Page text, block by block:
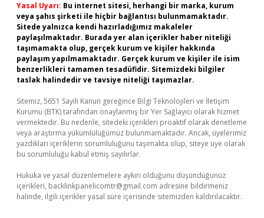
Yasal Uyarı: Bu internet sitesi, herhangi bir marka, kurum
veya şahıs şirketi ile hiçbir bağlantısı bulunmamaktadır.
Sitede yalnızca kendi hazırladığımız makaleler
paylaşılmaktadır. Burada yer alan içerikler haber niteliği
taşımamakta olup, gerçek kurum ve kişiler hakkında
paylaşım yapılmamaktadır. Gerçek kurum ve kişiler ile isim
benzerlikleri tamamen tesadüfidir. Sitemizdeki bilgiler
taslak halindedir ve tavsiye niteliği taşımazlar.
Sitemiz, 5651 Sayılı Kanun gereğince Bilgi Teknolojileri ve İletişim
Kurumu (BTK) tarafından onaylanmış bir Yer Sağlayıcı olarak hizmet
vermektedir. Bu nedenle, sitedeki içerikleri proaktif olarak denetleme
veya araştırma yükümlülüğümüz bulunmamaktadır. Ancak, üyelerimiz
yazdıkları içeriklerin sorumluluğunu taşımakta olup, siteye üye olarak
bu sorumluluğu kabul etmiş sayılırlar.
Hukuka ve yasal düzenlemelere aykırı olduğunu düşündüğünüz
içerikleri, backlinkpanelicomtr@gmail.com adresine bildirmeniz
halinde, ilgili içerikler yasal süre içerisinde sitemizden kaldırılacaktır.